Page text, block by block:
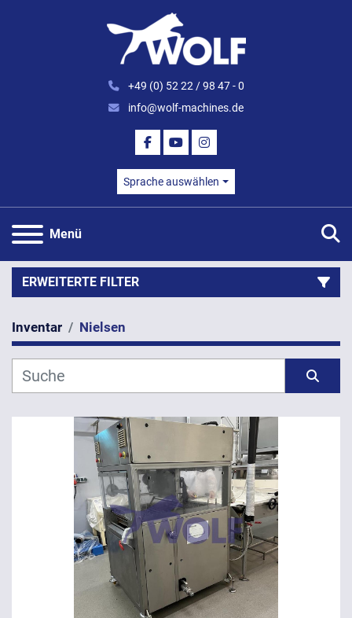
+49 (0) 52 22 / 98 47 - 0
info@wolf-machines.de
FACEBOOK
YOUTUBEINSTAGRAM
Sprache auswählen
Menü
ERWEITERTE FILTER
Kategorie
Hersteller
ANWENDEN LÖSCHEN
Inventar Nielsen